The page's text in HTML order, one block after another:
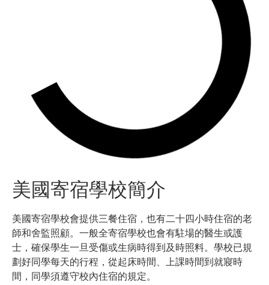
美國寄宿學校簡介
美國寄宿學校會提供三餐住宿，也有二十四小時住宿的老
師和舍監照顧。一般全寄宿學校也會有駐場的醫生或護
士，確保學生一旦受傷或生病時得到及時照料。學校已規
劃好同學每天的行程，從起床時間、上課時間到就寢時
間，同學須遵守校內住宿的規定。